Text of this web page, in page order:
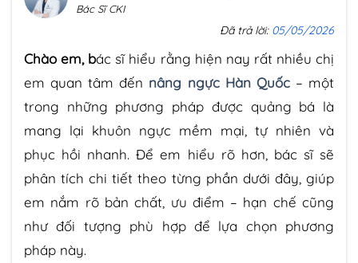
Bác Sĩ CKI
Đã trả lời: 05/05/2026
Chào em, bác sĩ hiểu rằng hiện nay rất nhiều chị
em quan tâm đến nâng ngực Hàn Quốc– một
trong những phương pháp được quảng bá là
mang lại khuôn ngực mềm mại, tự nhiên và
phục hồi nhanh. Để em hiểu rõ hơn, bác sĩ sẽ
phân tích chi tiết theo từng phần dưới đây, giúp
em nắm rõ bản chất, ưu điểm – hạn chế cũng
như đối tượng phù hợp để lựa chọn phương
pháp này.